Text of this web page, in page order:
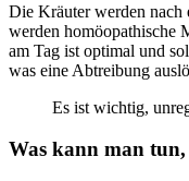
Die Kräuter werden nach
werden homöopathische
am Tag ist optimal und
was eine Abtreibung
Es ist wichtig,
Was kann man